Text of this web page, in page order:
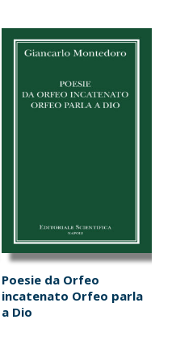
Poesie da Orfeo
incatenato Orfeo parla
a Dio